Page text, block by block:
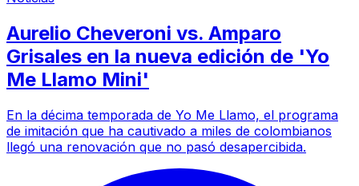
Aurelio Cheveroni vs. Amparo
Grisales en la nueva edición de 'Yo
Me Llamo Mini'
En la décima temporada de Yo Me Llamo, el programa
de imitación que ha cautivado a miles de colombianos
llegó una renovación que no pasó desapercibida.